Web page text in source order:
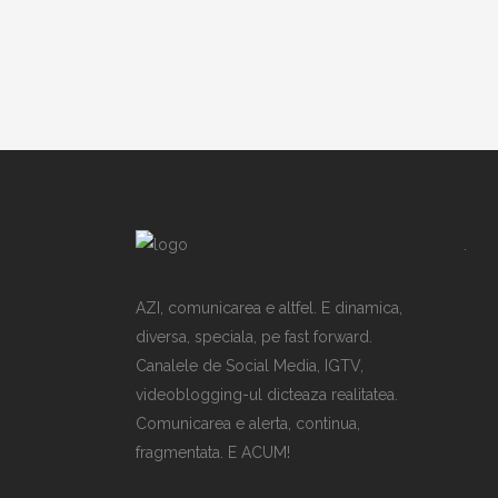
AZI, comunicarea e altfel. E dinamica,
diversa, speciala, pe fast forward.
Canalele de Social Media, IGTV,
videoblogging-ul dicteaza realitatea.
Comunicarea e alerta, continua,
fragmentata. E ACUM!